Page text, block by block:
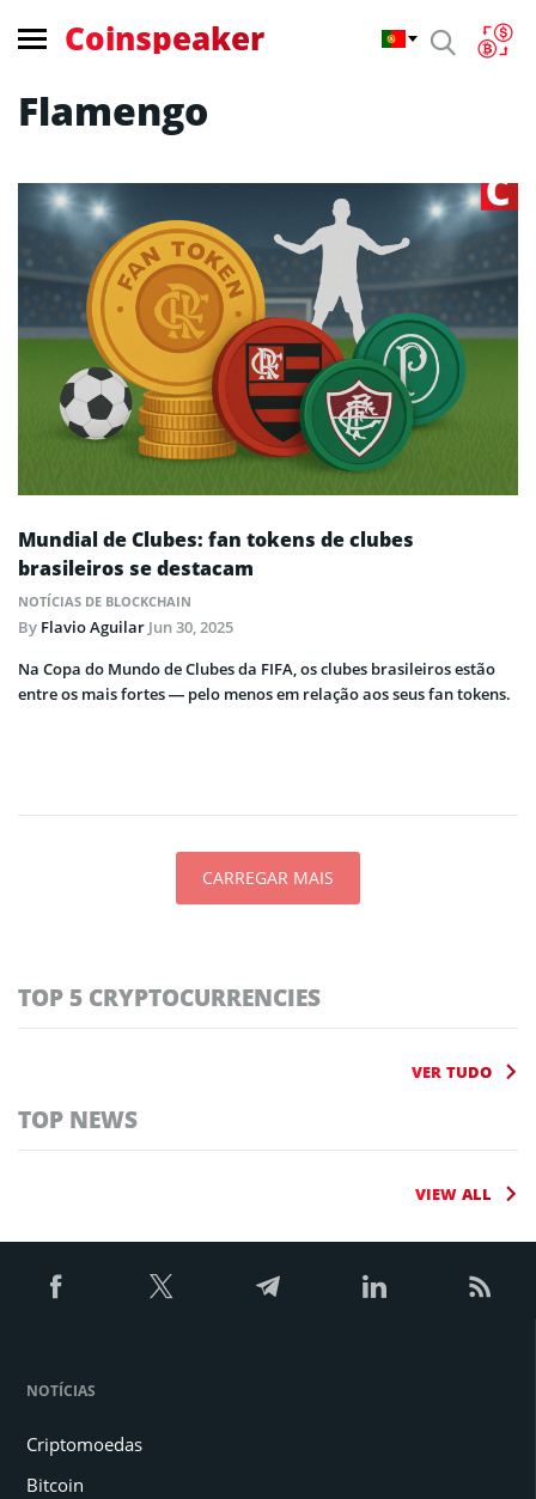
Coinspeaker
Flamengo
Mundial de Clubes: fan tokens de clubes
brasileiros se destacam
NOTÍCIAS DE BLOCKCHAIN
By Flavio Aguilar Jun 30, 2025
Na Copa do Mundo de Clubes da FIFA, os clubes brasileiros estão
entre os mais fortes — pelo menos em relação aos seus fan tokens.
CARREGAR MAIS
TOP 5 CRYPTOCURRENCIES
VER TUDO
TOP NEWS
VIEW ALL
NOTÍCIAS
Criptomoedas
Bitcoin